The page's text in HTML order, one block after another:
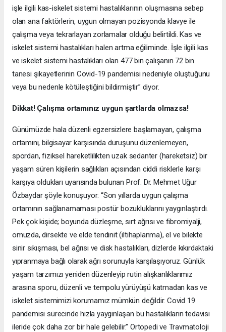
işle ilgili kas-iskelet sistemi hastalıklarının oluşmasına sebep
olan ana faktörlerin, uygun olmayan pozisyonda klavye ile
çalışma veya tekrarlayan zorlamalar olduğu belirtildi. Kas ve
iskelet sistemi hastalıkları halen artma eğiliminde. İşle ilgili kas
ve iskelet sistemi hastalıkları olan 477 bin çalışanın 72 bin
tanesi şikayetlerinin Covid-19 pandemisi nedeniyle oluştuğunu
veya bu nedenle kötüleştiğini bildirmiştir” diyor.
Dikkat! Çalışma ortamınız uygun şartlarda olmazsa!
Günümüzde hala düzenli egzersizlere başlamayan, çalışma
ortamını, bilgisayar karşısında duruşunu düzenlemeyen,
spordan, fiziksel hareketlilikten uzak sedanter (hareketsiz) bir
yaşam süren kişilerin sağlıkları açısından ciddi risklerle karşı
karşıya oldukları uyarısında bulunan Prof. Dr. Mehmet Uğur
Özbaydar şöyle konuşuyor: “Son yıllarda uygun çalışma
ortamının sağlanamaması postür bozukluklarını yaygınlaştırdı.
Pek çok kişide; boyunda düzleşme, sırt ağrısı ve fibromiyalji,
omuzda, dirsekte ve elde tendinit (iltihaplanma), el ve bilekte
sinir sıkışması, bel ağrısı ve disk hastalıkları, dizlerde kıkırdaktaki
yıpranmaya bağlı olarak ağrı sorunuyla karşılaşıyoruz. Günlük
yaşam tarzımızı yeniden düzenleyip rutin alışkanlıklarımız
arasına sporu, düzenli ve tempolu yürüyüşü katmadan kas ve
iskelet sistemimizi korumamız mümkün değildir. Covid 19
pandemisi sürecinde hızla yaygınlaşan bu hastalıkların tedavisi
ileride çok daha zor bir hale gelebilir.” Ortopedi ve Travmatoloji